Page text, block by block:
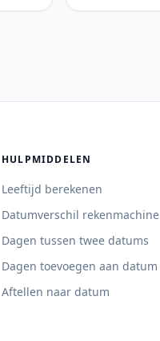
HULPMIDDELEN
Leeftijd berekenen
Datumverschil rekenmachine
Dagen tussen twee datums
Dagen toevoegen aan datum
Aftellen naar datum